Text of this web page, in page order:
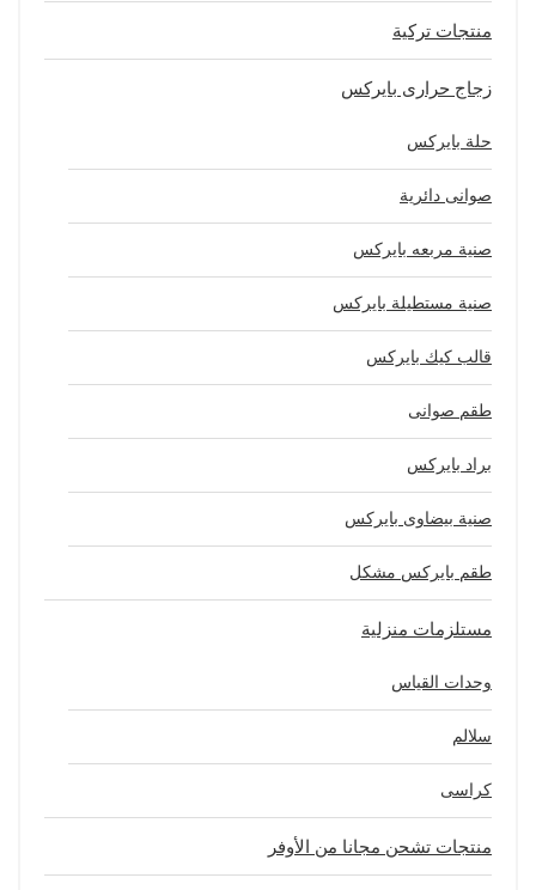
منتجات تركية
زجاج حرارى بايركس
حلة بايركس
صوانى دائرية
صنية مربعه بايركس
صنية مستطيلة بايركس
قالب كيك بايركس
طقم صوانى
براد بايركس
صنية بيضاوى بايركس
طقم بايركس مشكل
مستلزمات منزلية
وحدات القياس
سلالم
كراسى
منتجات تشحن مجانا من الأوفر